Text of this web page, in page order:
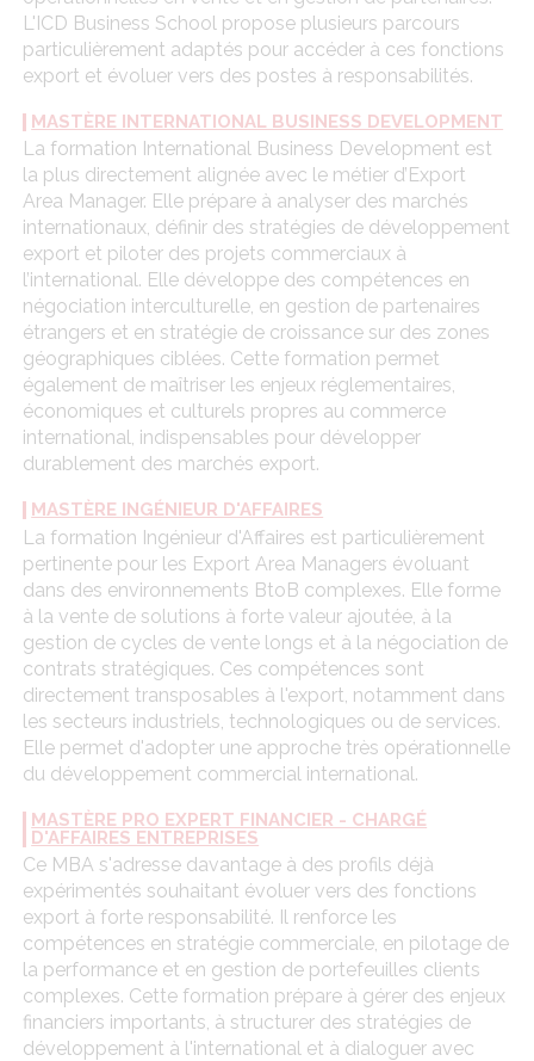
L'ICD Business School propose plusieurs parcours
particulièrement adaptés pour accéder à ces fonctions
export et évoluer vers des postes à responsabilités.
MASTÈRE INTERNATIONAL BUSINESS DEVELOPMENT
La formation International Business Development est
la plus directement alignée avec le métier d’Export
Area Manager. Elle prépare à analyser des marchés
internationaux, définir des stratégies de développement
export et piloter des projets commerciaux à
l’international. Elle développe des compétences en
négociation interculturelle, en gestion de partenaires
étrangers et en stratégie de croissance sur des zones
géographiques ciblées. Cette formation permet
également de maîtriser les enjeux réglementaires,
économiques et culturels propres au commerce
international, indispensables pour développer
durablement des marchés export.
MASTÈRE INGÉNIEUR D'AFFAIRES
La formation Ingénieur d'Affaires est particulièrement
pertinente pour les Export Area Managers évoluant
dans des environnements BtoB complexes. Elle forme
à la vente de solutions à forte valeur ajoutée, à la
gestion de cycles de vente longs et à la négociation de
contrats stratégiques. Ces compétences sont
directement transposables à l'export, notamment dans
les secteurs industriels, technologiques ou de services.
Elle permet d'adopter une approche très opérationnelle
du développement commercial international.
MASTÈRE PRO EXPERT FINANCIER - CHARGÉ
D'AFFAIRES ENTREPRISES
Ce MBA s'adresse davantage à des profils déjà
expérimentés souhaitant évoluer vers des fonctions
export à forte responsabilité. Il renforce les
compétences en stratégie commerciale, en pilotage de
la performance et en gestion de portefeuilles clients
complexes. Cette formation prépare à gérer des enjeux
financiers importants, à structurer des stratégies de
développement à l'international et à dialoguer avec